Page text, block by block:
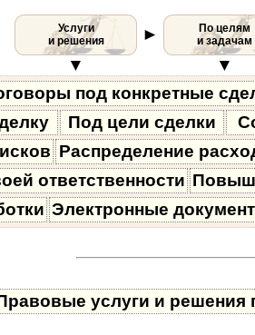
Услуги
и решения
►
По целям
и задачам
▼
▼
под конкретные
Под цели сделки
Распределение
ответственности
Электронные
услуги и решения